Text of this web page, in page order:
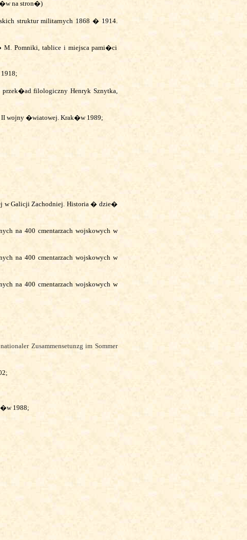
na stron�)
struktur militarnych 1868 � 1914.
M. Pomniki, tablice i miejsca pami�ci
1918;
filologiczny Henryk Sznytka,
II wojny �wiatowej. Krak�w 1989;
w Galicji Zachodniej. Historia � dzie�
na 400 cmentarzach wojskowych w
na 400 cmentarzach wojskowych w
na 400 cmentarzach wojskowych w
Zusammensetunzg im Sommer
1988;